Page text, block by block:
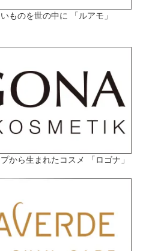
ものを世の中に 「ルアモ」
から生まれたコスメ 「ロゴナ」